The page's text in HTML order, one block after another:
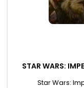
STAR WARS:
Star Wars: